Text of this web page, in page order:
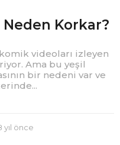
Korkar?
videoları izleyen
Ama bu yeşil
bir nedeni var ve
yıl önce